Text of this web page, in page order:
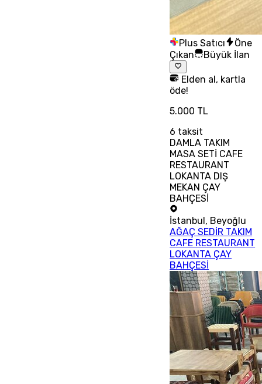
Plus Satıcı
Öne
Çıkan
Büyük İlan
Elden al, kartla
öde!
5.000 TL
6 taksit
DAMLA TAKIM
MASA SETİ CAFE
RESTAURANT
LOKANTA DIŞ
MEKAN ÇAY
BAHÇESİ
İstanbul , Beyoğlu
AĞAÇ SEDİR TAKIM
CAFE RESTAURANT
LOKANTA ÇAY
BAHÇESİ